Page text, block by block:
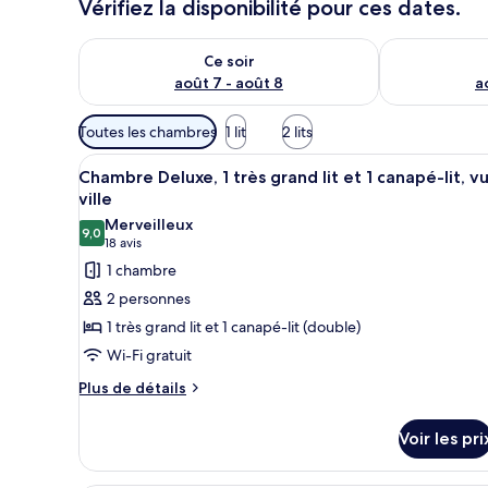
Vérifiez la disponibilité pour ces dates.
Ce soir
août 7 - août 8
Vérifier la disponibilité pour ce soir août 7 - août 8
Vérifier la
Filtres
disponibles
pour
les
chambres
Toutes les chambres 1 lit 2 lits
Afficher
toutes
les
photos
pour
ce
type
de
chambre :
Chambre
très
Une chambre d’hôtel
12
Chambre Deluxe, 1 très grand lit et 1 canapé-lit,
ville
9,09,0 sur 10
Merveilleux
18 avis
(18 avis)
1 chambre
2 personnes
1 très grand lit et 1 canapé-lit (double)
Wi-Fi gratuit
Plus de détails
Plus
le
Voir les